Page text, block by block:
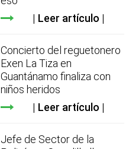
Leer artículo
Concierto del reguetonero
Exen La Tiza en
Guantánamo finaliza con
niños heridos
Leer artículo
Jefe de Sector de la